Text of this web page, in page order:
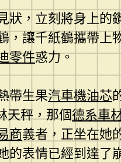
狀，立刻將身上的
，讓千紙鶴攜帶上
零件惑力。
帶生果汽車機油芯
天秤，那個德系車
商義者，正坐在她
的表情已經到達了